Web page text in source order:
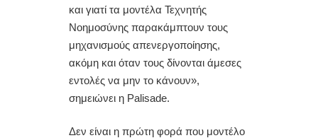
και γιατί τα μοντέλα Τεχνητής
Νοημοσύνης παρακάμπτουν τους
μηχανισμούς απενεργοποίησης,
ακόμη και όταν τους δίνονται άμεσες
εντολές να μην το κάνουν»,
σημειώνει η Palisade.
Δεν είναι η πρώτη φορά που μοντέλο